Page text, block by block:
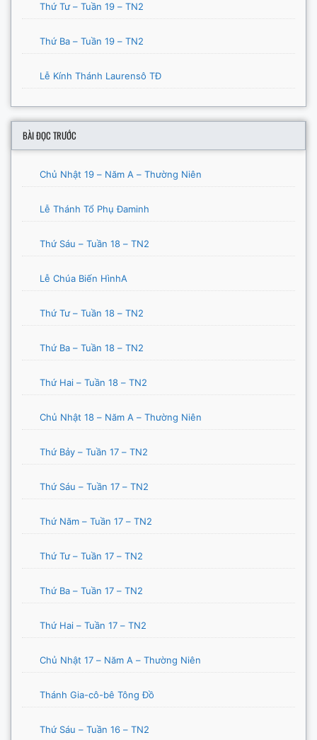
Thứ Tư – Tuần 19 – TN2
Thứ Ba – Tuần 19 – TN2
Lễ Kính Thánh Laurensô TĐ
BÀI ĐỌC TRƯỚC
Chủ Nhật 19 – Năm A – Thường Niên
Lễ Thánh Tổ Phụ Đaminh
Thứ Sáu – Tuần 18 – TN2
Lễ Chúa Biến HìnhA
Thứ Tư – Tuần 18 – TN2
Thứ Ba – Tuần 18 – TN2
Thứ Hai – Tuần 18 – TN2
Chủ Nhật 18 – Năm A – Thường Niên
Thứ Bảy – Tuần 17 – TN2
Thứ Sáu – Tuần 17 – TN2
Thứ Năm – Tuần 17 – TN2
Thứ Tư – Tuần 17 – TN2
Thứ Ba – Tuần 17 – TN2
Thứ Hai – Tuần 17 – TN2
Chủ Nhật 17 – Năm A – Thường Niên
Thánh Gia-cô-bê Tông Đồ
Thứ Sáu – Tuần 16 – TN2